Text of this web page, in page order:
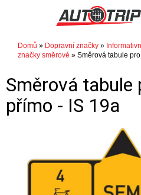
Domů » Dopravní značky »
značky směrové » Směrová tabule
Směrová tabule
přímo - IS 19a